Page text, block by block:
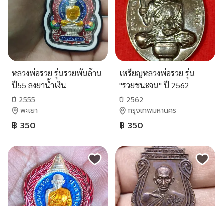
หลวงพ่อรวย รุ่นรวยพันล้าน
ปี55 ลงยาน้ำเงิน
ปี 2555
พะเยา
฿ 350
เหรียญหลวงพ่อรวย รุ่น
"รวยชนะจน" ปี 2562
ปี 2562
กรุงเทพมหานคร
฿ 350